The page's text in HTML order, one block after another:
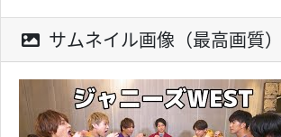
サムネイル画像（最高画質）